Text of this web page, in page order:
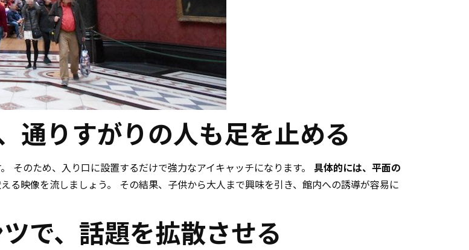
通りすがりの人も足を止める
そのため、入り口に設置するだけで強力なアイキャッチになります。 具体的には、平面の
る映像を流しましょう。 その結果、子供から大人まで興味を引き、館内への誘導が容易に
で、話題を拡散させる